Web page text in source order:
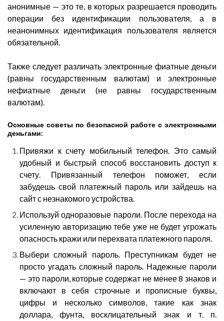
анонимные — это те, в которых разрешается проводить
операции без идентификации пользователя, а в
неанонимных идентификация пользователя является
обязательной.
Также следует различать электронные фиатные деньги
(равны государственным валютам) и электронные
нефиатные деньги (не равны государственным
валютам).
Основные советы по безопасной работе с электронными
деньгами:
Привяжи к счету мобильный телефон. Это самый
удобный и быстрый способ восстановить доступ к
счету. Привязанный телефон поможет, если
забудешь свой платежный пароль или зайдешь на
сайт с незнакомого устройства.
Используй одноразовые пароли. После перехода на
усиленную авторизацию тебе уже не будет угрожать
опасность кражи или перехвата платежного пароля.
Выбери сложный пароль. Преступникам будет не
просто угадать сложный пароль. Надежные пароли
— это пароли, которые содержат не менее 8 знаков и
включают в себя строчные и прописные буквы,
цифры и несколько символов, такие как знак
доллара, фунта, восклицательный знак и т. п.